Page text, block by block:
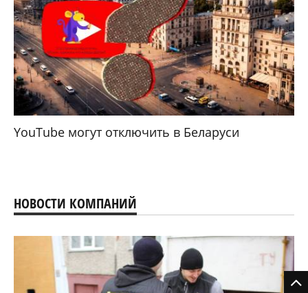
YouTube могут отключить в Беларуси
НОВОСТИ КОМПАНИЙ